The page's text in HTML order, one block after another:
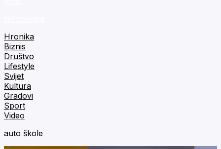
Hronika
Biznis
Društvo
Lifestyle
Svijet
Kultura
Gradovi
Sport
Video
auto škole